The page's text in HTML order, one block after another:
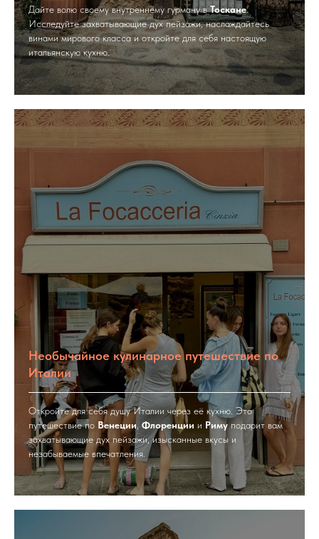
Дайте волю своему внутреннему гурману вТоскане.
Исследуйте захватывающие дух пейзажи, наслаждайтесь
винами мирового класса и откройте для себя настоящую
итальянскую кухню.
Необычайное кулинарное путешествие по
Италии
Откройте для себя душу Италии через её кухню. Это
путешествие по Венеции Флоренции и Римуподарит вам
захватывающие дух пейзажи, изысканные вкусы и
незабываемые впечатления.